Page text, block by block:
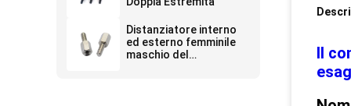
Distanziatore interno
ed esterno femminile
maschio del
Il